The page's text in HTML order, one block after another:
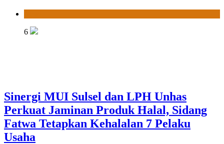
6
Sinergi MUI Sulsel dan LPH Unhas
Perkuat Jaminan Produk Halal, Sidang
Fatwa Tetapkan Kehalalan 7 Pelaku
Usaha